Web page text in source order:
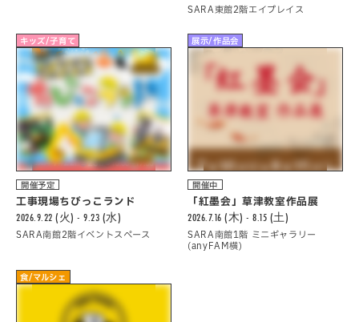
SARA東館2階エイプレイス
キッズ/子育て
開催予定
工事現場ちびっこランド
2026.9.22 (火) - 9.23 (水)
SARA南館2階イベントスペース
展示/作品会
開催中
「紅墨会」草津教室作品展
2026.7.16 (木) - 8.15 (土)
SARA南館1階 ミニギャラリー
(anyFAM横)
食/マルシェ